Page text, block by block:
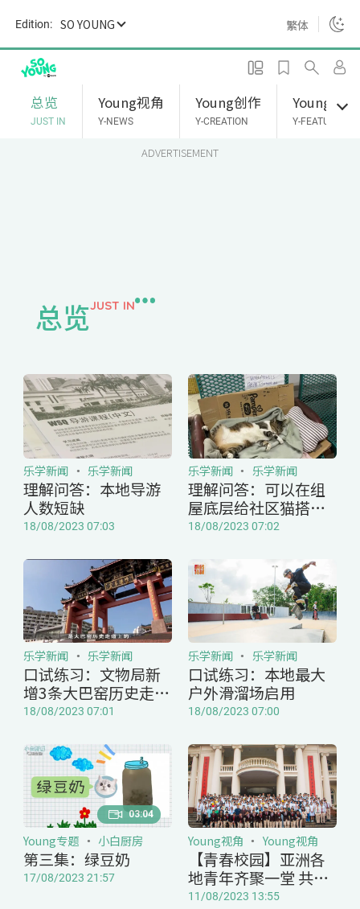
i
Edition: SO YOUNG 繁体
总览
JUST IN
Young视角
Y-NEWS
Young创作
Y-CREATION
Young专题
Y-FEATURES
ADVERTISEMENT
总览JUST IN
理解问答：本地导游
人数短缺
乐学新闻 乐学新闻
18/08/2023 07:03
理解问答：可以在组
屋底层给社区猫搭窝
吗？
乐学新闻 乐学新闻
18/08/2023 07:02
口试练习：文物局新
增3条大巴窑历史走道
路线
乐学新闻 乐学新闻
18/08/2023 07:01
口试练习：本地最大
户外滑溜场启用
乐学新闻 乐学新闻
18/08/2023 07:00
第三集：绿豆奶
Young专题 小白厨房
17/08/2023 21:57
03:04
【青春校园】亚洲各
地青年齐聚一堂 共襄
华语论坛盛举
Young视角 Young视角
11/08/2023 13:55